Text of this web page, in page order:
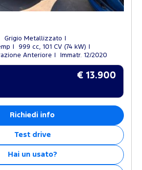
Grigio Metallizzato
999 cc, 101 CV (74 kW)
Anteriore
Immatr. 12/2020
€ 13.900
Richiedi info
Test drive
Hai un usato?